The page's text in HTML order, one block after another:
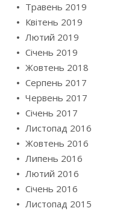
Травень 2019
Квітень 2019
Лютий 2019
Січень 2019
Жовтень 2018
Серпень 2017
Червень 2017
Січень 2017
Листопад 2016
Жовтень 2016
Липень 2016
Лютий 2016
Січень 2016
Листопад 2015